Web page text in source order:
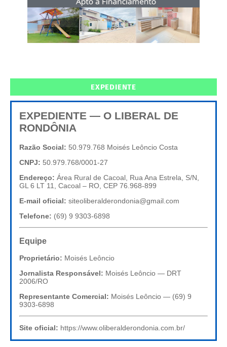
EXPEDIENTE
EXPEDIENTE — O LIBERAL DE
RONDÔNIA
Razão Social: 50.979.768 Moisés Leôncio Costa
CNPJ: 50.979.768/0001-27
Endereço: Área Rural de Cacoal, Rua Ana Estrela, S/N,
GL 6 LT 11, Cacoal – RO, CEP 76.968-899
E-mail oficial: siteoliberalderondonia@gmail.com
Telefone: (69) 9 9303-6898
Equipe
Proprietário: Moisés Leôncio
Jornalista Responsável: Moisés Leôncio — DRT
2006/RO
Representante Comercial: Moisés Leôncio — (69) 9
9303-6898
Site oficial: https://www.oliberalderondonia.com.br/